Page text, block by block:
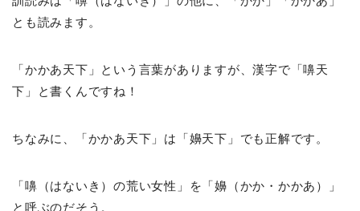
とも読みます。
「かかあ天下」という言葉がありますが、漢字で「嚊天
下」と書くんですね！
ちなみに、「かかあ天下」は「嬶天下」でも正解です。
「嚊（はないき）の荒い女性」を「嬶（かか・かかあ）」
と呼ぶのだそう。